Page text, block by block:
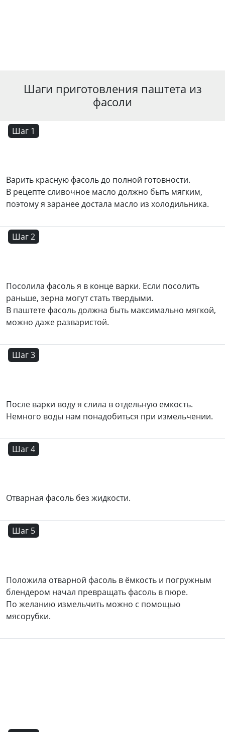
Шаги приготовления паштета из
фасоли
Шаг 1
Варить красную фасоль до полной готовности.
В рецепте сливочное масло должно быть мягким,
поэтому я заранее достала масло из холодильника.
Шаг 2
Посолила фасоль я в конце варки. Если посолить
раньше, зерна могут стать твердыми.
В паштете фасоль должна быть максимально мягкой,
можно даже разваристой.
Шаг 3
После варки воду я слила в отдельную емкость.
Немного воды нам понадобиться при измельчении.
Шаг 4
Отварная фасоль без жидкости.
Шаг 5
Положила отварной фасоль в ёмкость и погружным
блендером начал превращать фасоль в пюре.
По желанию измельчить можно с помощью
мясорубки.